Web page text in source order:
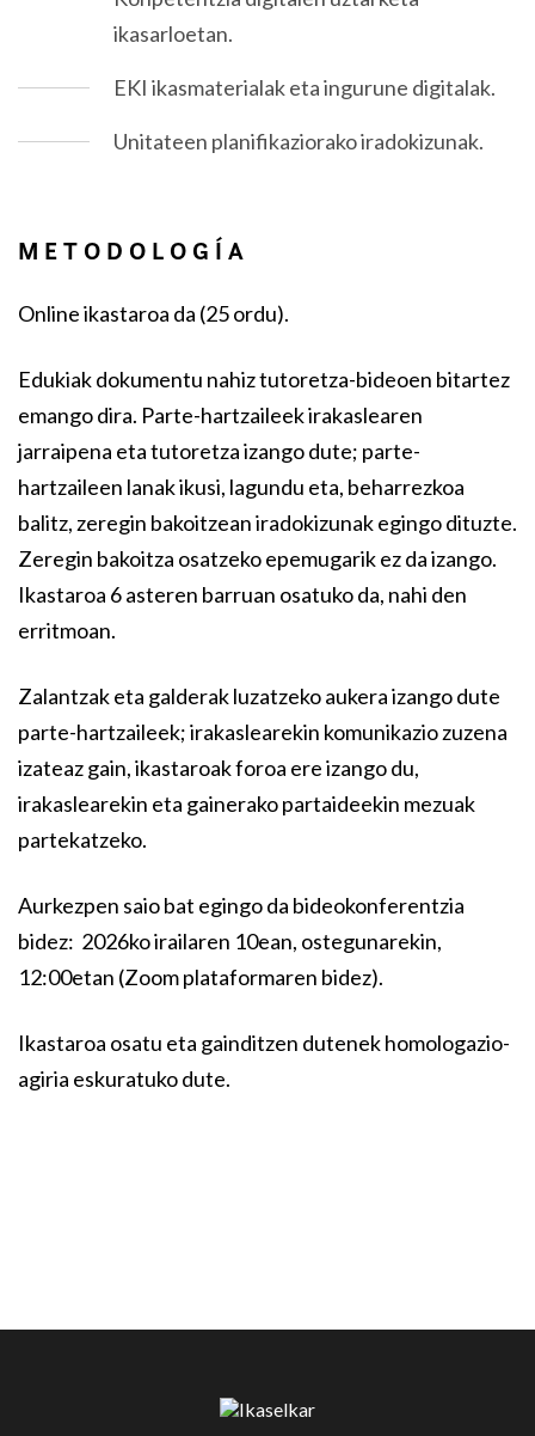
ikasarloetan.
EKI ikasmaterialak eta ingurune digitalak.
Unitateen planifikaziorako iradokizunak.
METODOLOGÍA
Online ikastaroa da (25 ordu).
Edukiak dokumentu nahiz tutoretza-bideoen bitartez
emango dira. Parte-hartzaileek irakaslearen
jarraipena eta tutoretza izango dute; parte-
hartzaileen lanak ikusi, lagundu eta, beharrezkoa
balitz, zeregin bakoitzean iradokizunak egingo dituzte.
Zeregin bakoitza osatzeko epemugarik ez da izango.
Ikastaroa 6 asteren barruan osatuko da, nahi den
erritmoan.
Zalantzak eta galderak luzatzeko aukera izango dute
parte-hartzaileek; irakaslearekin komunikazio zuzena
izateaz gain, ikastaroak foroa ere izango du,
irakaslearekin eta gainerako partaideekin mezuak
partekatzeko.
Aurkezpen saio bat egingo da bideokonferentzia
bidez: 2026ko irailaren 10ean, ostegunarekin,
12:00etan (Zoom plataformaren bidez).
Ikastaroa osatu eta gainditzen dutenek homologazio-
agiria eskuratuko dute.